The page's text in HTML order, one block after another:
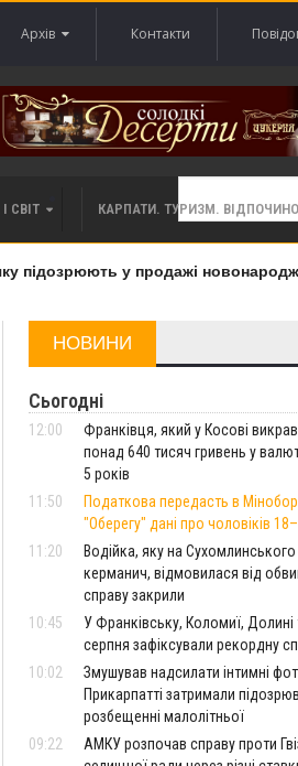
Архів Контакти
СВІТ КАРПАТИ. ТУРИЗМ.
у продажі
НОВИНИ
Сьогодні
12:00
Франківця, який у Косові
понад 640 тисяч гривень у
5 років
11:50
Податкова передасть в
"Оберегу" дані про чоловіків
11:20
Водійка, яку на
керманич, відмовилася від
справу закрили
10:45
У Франківську, Коломиї, Долині
серпня зафіксували рекордну
10:02
Змушував надсилати інтимні
Прикарпатті затримали
розбещенні малолітньої
09:22
АМКУ розпочав справу проти